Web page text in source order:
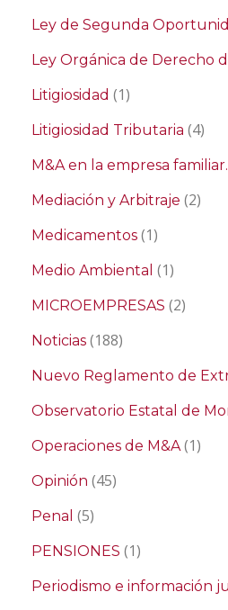
Ley de Segunda
Ley Orgánica de Derecho
Litigiosidad (1)
Litigiosidad Tributaria (4)
M&A en la empresa familiar.
Mediación y Arbitraje (2)
Medicamentos (1)
Medio Ambiental (1)
MICROEMPRESAS (2)
Noticias (188)
Nuevo Reglamento de
Observatorio Estatal de
Operaciones de M&A(1)
Opinión (45)
Penal (5)
PENSIONES (1)
Periodismo e información